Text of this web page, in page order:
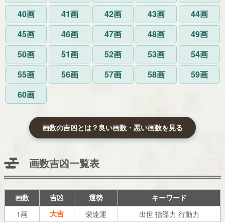
40画
41画 42画 43画
44画
45画
46画 47画 48画
49画
50画
51画 52画 53画
54画
55画
56画 57画 58画
59画
60画
画数の吉凶とは？良い画数・悪い画数を見る
画数吉凶一覧表
画数 吉凶 運勢 キーワード
1画 大吉 栄達運
出世 指導力 行動力